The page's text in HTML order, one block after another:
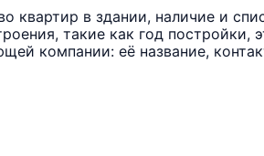
в здании, наличие и
такие как год постройки,
компании: её название,